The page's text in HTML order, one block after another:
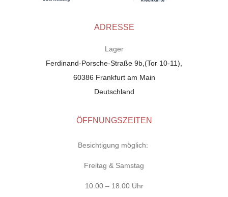
ADRESSE
Lager
Ferdinand-Porsche-Straße 9b,(Tor 10-11),
60386 Frankfurt am Main
Deutschland
ÖFFNUNGSZEITEN
Besichtigung möglich:
Freitag & Samstag
10.00 – 18.00 Uhr